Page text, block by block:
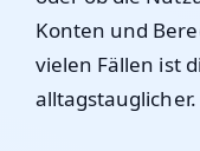
Konten und
vielen Fällen ist
alltagstauglicher.